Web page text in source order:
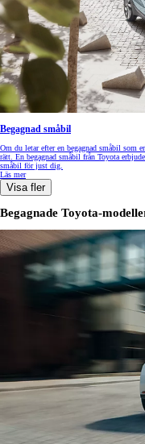
Begagnad småbil
Om du letar efter en begagnad småbil som
rätt. En begagnad småbil från Toyota
småbil för just dig.
Läs mer
Visa fler
Begagnade Toyota-